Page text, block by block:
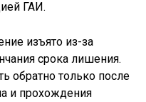
ГАИ.
изъято из-за
срока лишения.
обратно только после
и прохождения